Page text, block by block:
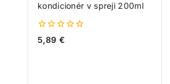
kondicionér v spreji 200ml
0
5,89 €